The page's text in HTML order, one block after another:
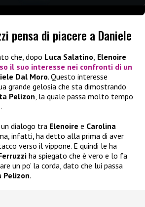
pensa di piacere a Daniele
che, dopo Luca Salatino, Elenoire
il suo interesse nei confronti di un
Dal Moro. Questo interesse
grande gelosia che sta dimostrando
Pelizon, la quale passa molto tempo
.
un dialogo tra Elenoire e Carolina
infatti, ha detto alla prima di aver
verso il vippone. E quindi le ha
ha spiegato che è vero e lo fa
un po’ la corda, dato che lui passa
Pelizon.